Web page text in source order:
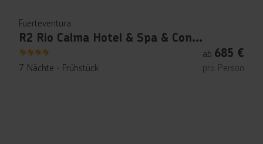
Fuerteventura
R2 Rio Calma Hotel & Spa & Conference
4
7 Nächte ∙ Frühstück
ab 685 €
pro Person